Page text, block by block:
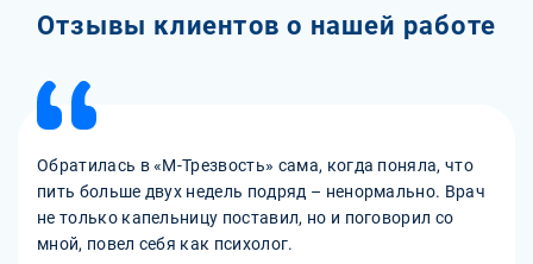
Отзывы клиентов о нашей работе
Обратилась в «М-Трезвость» сама, когда поняла, что
пить больше двух недель подряд – ненормально. Врач
не только капельницу поставил, но и поговорил со
мной, повел себя как психолог.